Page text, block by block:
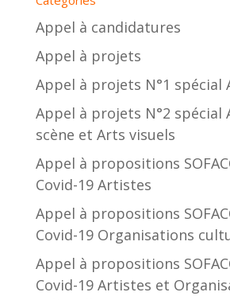
Appel à candidatures
Appel à projets
Appel à projets N°1 spécial
Appel à projets N°2 spécial
scène et Arts visuels
Appel à propositions
Covid-19 Artistes
Appel à propositions
Covid-19 Organisations
Appel à propositions
Covid-19 Artistes et